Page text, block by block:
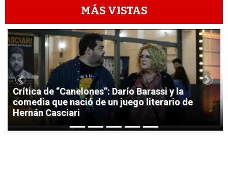
MÁS VISTAS
1
Crítica de “Canelones”: Darío Barassi y la
comedia que nació de un juego literario de
Hernán Casciari
Previous Next